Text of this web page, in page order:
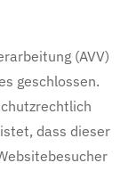
(AVV)
geschlossen.
dass dieser